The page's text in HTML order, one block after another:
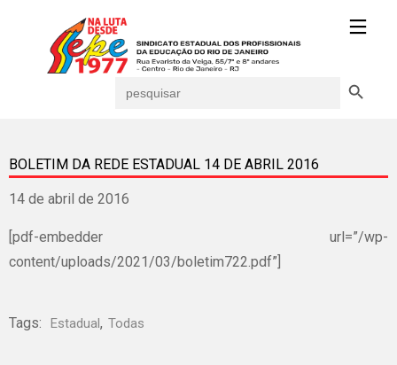
for:
BOLETIM DA REDE ESTADUAL 14 DE ABRIL 2016
14 de abril de 2016
[pdf-embedder url=”/wp-
content/uploads/2021/03/boletim722.pdf”]
Tags: Estadual, Todas